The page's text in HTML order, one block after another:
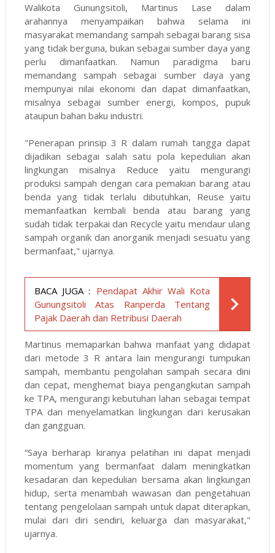
Walikota Gunungsitoli, Martinus Lase dalam
arahannya menyampaikan bahwa selama ini
masyarakat memandang sampah sebagai barang sisa
yang tidak berguna, bukan sebagai sumber daya yang
perlu dimanfaatkan. Namun paradigma baru
memandang sampah sebagai sumber daya yang
mempunyai nilai ekonomi dan dapat dimanfaatkan,
misalnya sebagai sumber energi, kompos, pupuk
ataupun bahan baku industri.
"Penerapan prinsip 3 R dalam rumah tangga dapat
dijadikan sebagai salah satu pola kepedulian akan
lingkungan misalnya Reduce yaitu mengurangi
produksi sampah dengan cara pemakian barang atau
benda yang tidak terlalu dibutuhkan, Reuse yaitu
memanfaatkan kembali benda atau barang yang
sudah tidak terpakai dan Recycle yaitu mendaur ulang
sampah organik dan anorganik menjadi sesuatu yang
bermanfaat," ujarnya.
BACA JUGA : Pendapat Akhir Wali Kota
Gunungsitoli Atas Ranperda Tentang
Pajak Daerah dan Retribusi Daerah
Martinus memaparkan bahwa manfaat yang didapat
dari metode 3 R antara lain mengurangi tumpukan
sampah, membantu pengolahan sampah secara dini
dan cepat, menghemat biaya pengangkutan sampah
ke TPA, mengurangi kebutuhan lahan sebagai tempat
TPA dan menyelamatkan lingkungan dari kerusakan
dan gangguan.
“Saya berharap kiranya pelatihan ini dapat menjadi
momentum yang bermanfaat dalam meningkatkan
kesadaran dan kepedulian bersama akan lingkungan
hidup, serta menambah wawasan dan pengetahuan
tentang pengelolaan sampah untuk dapat diterapkan,
mulai dari diri sendiri, keluarga dan masyarakat,"
ujarnya.